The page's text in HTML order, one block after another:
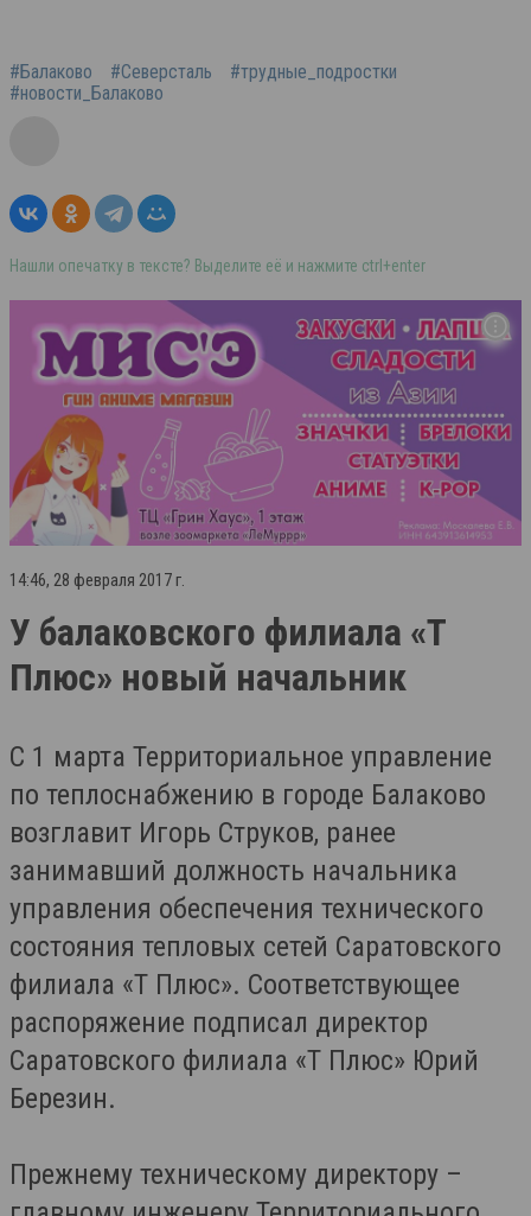
#Балаково #Северсталь
#трудные_подростки
#новости_Балаково
Нашли опечатку в тексте? Выделите её и нажмите ctrl+enter
14:46, 28 февраля 2017 г.
У балаковского филиала «Т
Плюс» новый начальник
C 1 марта Территориальное управление
по теплоснабжению в городе Балаково
возглавит Игорь Струков, ранее
занимавший должность начальника
управления обеспечения технического
состояния тепловых сетей Саратовского
филиала «Т Плюс». Соответствующее
распоряжение подписал директор
Саратовского филиала «Т Плюс» Юрий
Березин.
Прежнему техническому директору –